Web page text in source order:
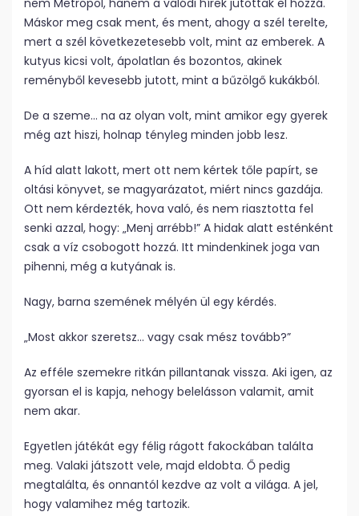
nem Metropol, hanem a valódi hírek jutottak el hozzá.
Máskor meg csak ment, és ment, ahogy a szél terelte,
mert a szél következetesebb volt, mint az emberek. A
kutyus kicsi volt, ápolatlan és bozontos, akinek
reményből kevesebb jutott, mint a bűzölgő kukákból.
De a szeme… na az olyan volt, mint amikor egy gyerek
még azt hiszi, holnap tényleg minden jobb lesz.
A híd alatt lakott, mert ott nem kértek tőle papírt, se
oltási könyvet, se magyarázatot, miért nincs gazdája.
Ott nem kérdezték, hova való, és nem riasztotta fel
senki azzal, hogy: „Menj arrébb!” A hidak alatt esténként
csak a víz csobogott hozzá. Itt mindenkinek joga van
pihenni, még a kutyának is.
Nagy, barna szemének mélyén ül egy kérdés.
„Most akkor szeretsz… vagy csak mész tovább?”
Az efféle szemekre ritkán pillantanak vissza. Aki igen, az
gyorsan el is kapja, nehogy belelásson valamit, amit
nem akar.
Egyetlen játékát egy félig rágott fakockában találta
meg. Valaki játszott vele, majd eldobta. Ő pedig
megtalálta, és onnantól kezdve az volt a világa. A jel,
hogy valamihez még tartozik.